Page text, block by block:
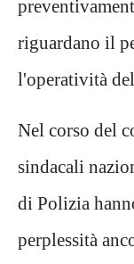
riguardano il
l'operatività
Nel corso del
sindacali
di Polizia
perplessità